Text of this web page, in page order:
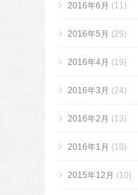
2016年6月 (11)
2016年5月 (29)
2016年4月 (19)
2016年3月 (24)
2016年2月 (13)
2016年1月 (10)
2015年12月 (10)